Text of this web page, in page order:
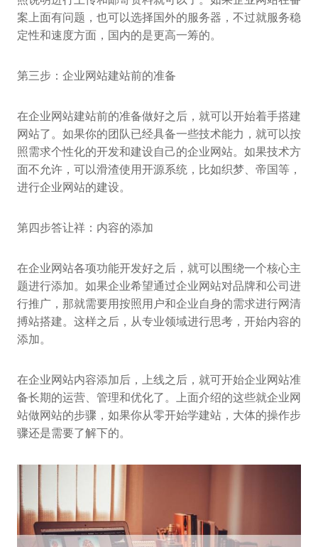
案上面有问题，也可以选择国外的服务器，不过就服务稳
定性和速度方面，国内的是更高一筹的。
第三步：企业网站建站前的准备
在企业网站建站前的准备做好之后，就可以开始着手搭建
网站了。如果你的团队已经具备一些技术能力，就可以按
照需求个性化的开发和建设自己的企业网站。如果技术方
面不允许，可以滑渣使用开源系统，比如织梦、帝国等，
进行企业网站的建设。
第四步答让祥：内容的添加
在企业网站各项功能开发好之后，就可以围绕一个核心主
题进行添加。如果企业希望通过企业网站对品牌和公司进
行推广，那就需要用按照用户和企业自身的需求进行网清
搏站搭建。这样之后，从专业领域进行思考，开始内容的
添加。
在企业网站内容添加后，上线之后，就可开始企业网站准
备长期的运营、管理和优化了。上面介绍的这些就企业网
站做网站的步骤，如果你从零开始学建站，大体的操作步
骤还是需要了解下的。